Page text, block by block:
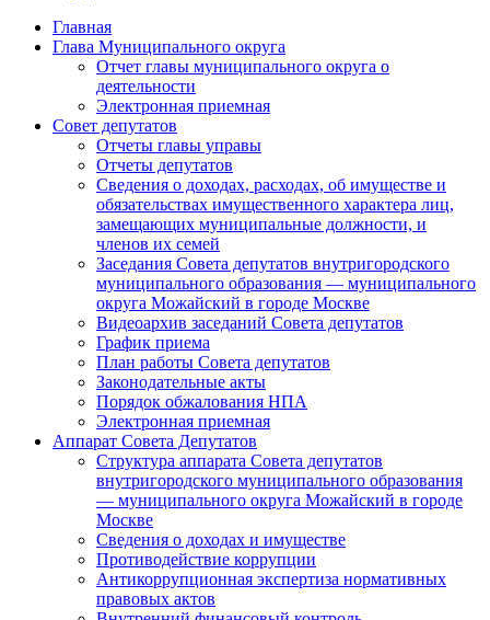
Главная
Глава Муниципального округа
Отчет главы муниципального округа о
деятельности
Электронная приемная
Совет депутатов
Отчеты главы управы
Отчеты депутатов
Сведения о доходах, расходах, об имуществе и
обязательствах имущественного характера лиц,
замещающих муниципальные должности, и
членов их семей
Заседания Совета депутатов внутригородского
муниципального образования — муниципального
округа Можайский в городе Москве
Видеоархив заседаний Совета депутатов
График приема
План работы Совета депутатов
Законодательные акты
Порядок обжалования НПА
Электронная приемная
Аппарат Совета Депутатов
Структура аппарата Совета депутатов
внутригородского муниципального образования
— муниципального округа Можайский в городе
Москве
Сведения о доходах и имуществе
Противодействие коррупции
Антикоррупционная экспертиза нормативных
правовых актов